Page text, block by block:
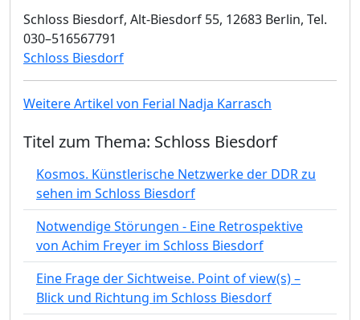
Schloss Biesdorf, Alt-Biesdorf 55, 12683 Berlin, Tel.
030–516567791
Schloss Biesdorf
Weitere Artikel von Ferial Nadja Karrasch
Titel zum Thema: Schloss Biesdorf
Kosmos. Künstlerische Netzwerke der DDR zu
sehen im Schloss Biesdorf
Notwendige Störungen - Eine Retrospektive
von Achim Freyer im Schloss Biesdorf
Eine Frage der Sichtweise. Point of view(s) –
Blick und Richtung im Schloss Biesdorf